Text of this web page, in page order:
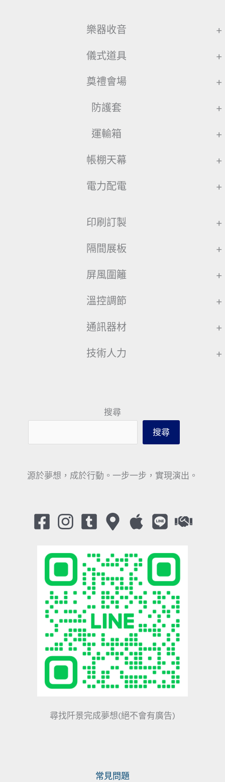
樂器收音 +
儀式道具 +
奠禮會場 +
防護套 +
運輸箱 +
帳棚天幕 +
電力配電 +
印刷訂製 +
隔間展板 +
屏風圍籬 +
溫控調節 +
通訊器材 +
技術人力 +
搜尋
搜尋
源於夢想，成於行動。一步一步，實現演出。
尋找阡景完成夢想(絕不會有廣告)
常見問題